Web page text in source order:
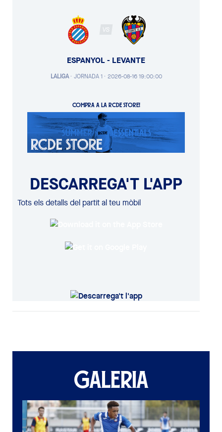
VS
ESPANYOL - LEVANTE
LALIGA· JORNADA 1 · 2026-08-16 19:00:00
COMPRA A LA RCDE STORE!
DESCARREGA'T L'APP
Tots els detalls del partit al teu mòbil
GALERIA